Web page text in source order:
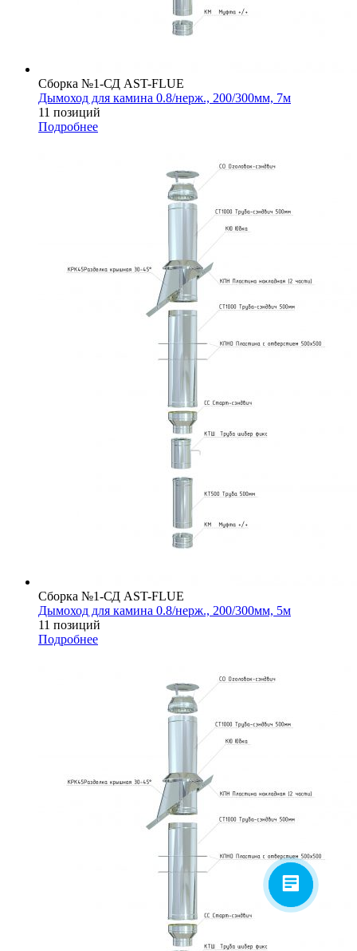
Сборка №1-СД AST-FLUE
Дымоход для камина 0.8/нерж., 200/300мм, 7м
11 позиций
Подробнее
Сборка №1-СД AST-FLUE
Дымоход для камина 0.8/нерж., 200/300мм, 5м
11 позиций
Подробнее